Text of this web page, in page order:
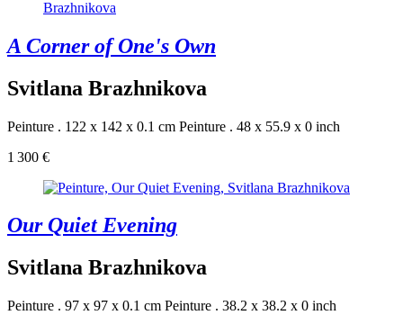
A Corner of One's Own
Svitlana Brazhnikova
Peinture . 122 x 142 x 0.1 cm Peinture . 48 x 55.9 x 0 inch
1 300 €
Our Quiet Evening
Svitlana Brazhnikova
Peinture . 97 x 97 x 0.1 cm Peinture . 38.2 x 38.2 x 0 inch